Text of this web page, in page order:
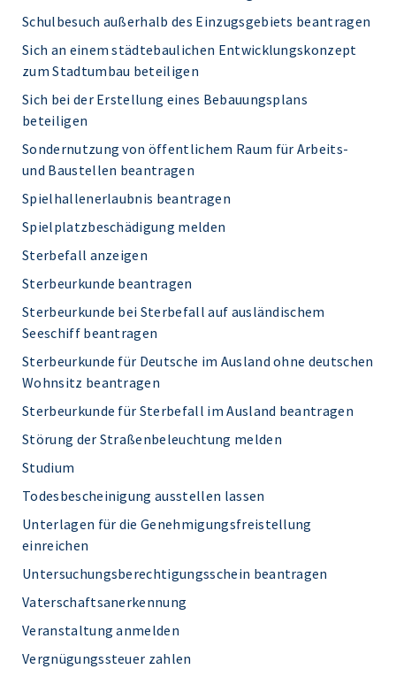
Schulbesuch außerhalb des Einzugsgebiets beantragen
Sich an einem städtebaulichen Entwicklungskonzept
zum Stadtumbau beteiligen
Sich bei der Erstellung eines Bebauungsplans
beteiligen
Sondernutzung von öffentlichem Raum für Arbeits-
und Baustellen beantragen
Spielhallenerlaubnis beantragen
Spielplatzbeschädigung melden
Sterbefall anzeigen
Sterbeurkunde beantragen
Sterbeurkunde bei Sterbefall auf ausländischem
Seeschiff beantragen
Sterbeurkunde für Deutsche im Ausland ohne deutschen
Wohnsitz beantragen
Sterbeurkunde für Sterbefall im Ausland beantragen
Störung der Straßenbeleuchtung melden
Studium
Todesbescheinigung ausstellen lassen
Unterlagen für die Genehmigungsfreistellung
einreichen
Untersuchungsberechtigungsschein beantragen
Vaterschaftsanerkennung
Veranstaltung anmelden
Vergnügungssteuer zahlen